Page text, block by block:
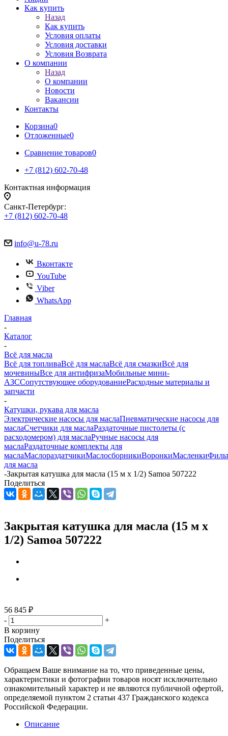
Как купить
Назад
Как купить
Условия оплаты
Условия доставки
Условия Возврата
О компании
Назад
О компании
Новости
Вакансии
Контакты
Корзина0
Отложенные0
Сравнение товаров0
+7 (812) 602-70-48
Контактная информация
Санкт-Петербург:
+7 (812) 602-70-48
info@u-78.ru
Вконтакте
YouTube
Viber
WhatsApp
Главная
-
Каталог
-
Всё для масла
Всё для топливаВсё для маслаВсё для смазкиВсё для
мочевиныВсе для антифризаМобильные мини-
АЗССопутствующее оборудованиеРасходные материалы и
запчасти
-
Катушки, рукава для масла
Электрические насосы для маслаПневматические насосы для
маслаСчетчики для маслаРаздаточные пистолеты (с
расходомером) для маслаРучные насосы для
маслаРаздаточные комплекты для
маслаМаслораздатчикиМаслосборникиВоронкиМасленки
для масла
-Закрытая катушка для масла (15 м х 1/2) Samoa 507222
Поделиться
Закрытая катушка для масла (15 м х
1/2) Samoa 507222
56 845 ₽
-
+
В корзину
Поделиться
Обращаем Ваше внимание на то, что приведенные цены,
характеристики и фотографии товаров носят исключительно
ознакомительный характер и не являются публичной офертой,
определяемой пунктом 2 статьи 437 Гражданского кодекса
Российской Федерации.
Описание